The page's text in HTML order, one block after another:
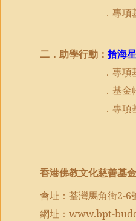
．專
二．助學行動： 拾海
．專
．基
．專
香港佛教文化慈善基
會址：荃灣馬角街2-6
網址： www.bpt-